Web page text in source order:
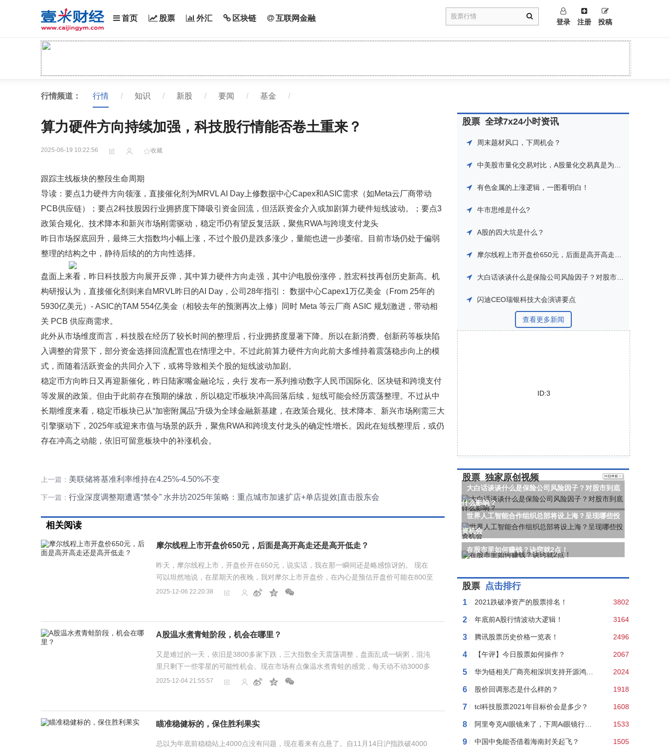
首页 股票 外汇 区块链 互联网金融 登录 注册 投稿
行情频道： 行情 / 知识 / 新股 / 要闻 / 基金 /
算力硬件方向持续加强，科技股行情能否卷土重来？
2025-06-19 10:22:56 收藏
跟踪主线板块的整段生命周期
导读：要点1力硬件方向领涨，直接催化剂为MRVL AI Day上修数据中心Capex和ASIC需求（如Meta云厂商带动
PCB供应链）；要点2科技股因行业拥挤度下降吸引资金回流，但活跃资金介入或加剧算力硬件短线波动。；要点3
政策合规化、技术降本和新兴市场刚需驱动，稳定币仍有望反复活跃，聚焦RWA与跨境支付龙头
昨日市场探底回升，最终三大指数均小幅上涨，不过个股仍是跌多涨少，量能也进一步萎缩。目前市场仍处于偏弱
整理的结构之中，静待后续的的方向性选择。
盘面上来看，昨日科技股方向展开反弹，其中算力硬件方向走强，其中沪电股份涨停，胜宏科技再创历史新高。机
构研报认为，直接催化剂则来自MRVL昨日的AI Day，公司28年指引： 数据中心Capex1万亿美金（From 25年的
5930亿美元）- ASIC的TAM 554亿美金（相较去年的预测再次上修）同时 Meta 等云厂商 ASIC 规划激进，带动相
关 PCB 供应商需求。
此外从市场维度而言，科技股在经历了较长时间的整理后，行业拥挤度显著下降。所以在新消费、创新药等板块陷
入调整的背景下，部分资金选择回流配置也在情理之中。不过此前算力硬件方向此前大多维持着震荡稳步向上的模
式，而随着活跃资金的共同介入下，或将导致相关个股的短线波动加剧。
稳定币方向昨日又再迎新催化，昨日陆家嘴金融论坛，央行 发布一系列推动数字人民币国际化、区块链和跨境支付
等发展的政策。但由于此前存在预期的缘故，所以稳定币板块冲高回落后续，短线可能会经历震荡整理。不过从中
长期维度来看，稳定币板块已从“加密附属品”升级为全球金融新基建，在政策合规化、技术降本、新兴市场刚需三大
引擎驱动下，2025年或迎来市值与场景的跃升，聚焦RWA和跨境支付龙头的确定性增长。因此在短线整理后，或仍
存在冲高之动能，依旧可留意板块中的补涨机会。
上一篇： 美联储将基准利率维持在4.25%-4.50%不变
下一篇： 行业深度调整期遭遇“禁令” 水井坊2025年策略：重点城市加速扩店+单店提效|直击股东会
相关阅读
摩尔线程上市开盘价650元，后面是高开高走还是高开低走？
昨天，摩尔线程上市，开盘价开在650元，说实话，我在那一瞬间还是略感惊讶的。 现在
可以坦然地说，在星期天的夜晚，我对摩尔上市开盘价，在内心是预估开盘价可能在800至
1000元左右的，原因是和寒武纪进行对比。寒武纪总股本4.2亿股，每...
2025-12-06 22:20:38
A股温水煮青蛙阶段，机会在哪里？
又是难过的一天，依旧是3800多家下跌，三大指数全天震荡调整，盘面乱成一锅粥，混沌
里只剩下一些零星的可能性机会。现在市场有点像温水煮青蛙的感觉，每天动不动3000多
家下跌，持股体验非常的差，各种利好异动大涨的板块，几乎都是冲...
2025-12-04 21:55:57
瞄准稳健标的，保住胜利果实
总以为年底前稳稳站上4000点没有问题，现在看来有点悬了。自11月14日沪指跌破4000
股票 全球7x24小时资讯
周末题材风口，下周机会？
中美股市量化交易对比，A股量化交易真是为所欲为！
有色金属的上涨逻辑，一图看明白！
牛市思维是什么?
A股的四大坑是什么？
摩尔线程上市开盘价650元，后面是高开高走还是高开低走？
大白话谈谈什么是保险公司风险因子？对股市到底什么影响？
闪迪CEO瑞银科技大会演讲要点
查看更多新闻
ID:3
股票 独家原创视频
大白话谈谈什么是保险公司风险因子？对股市到底
什么影响？
世界人工智能合作组织总部将设上海？呈现哪些投
资机会
在股市里如何赚钱？诀窍就2点！
股票 点击排行
1 / 2021跌破净资产的股票排名！ 3802
2 / 年底前A股行情波动大逻辑！ 3164
3 / 腾讯股票历史价格一览表！ 2496
4 / 【午评】今日股票如何操作？ 2067
5 / 2024
6 / 股价回调形态是什么样的？ 1918
7 / tcl科技股票2021年目标价会是多少？ 1608
8 / 1533
9 / 中国中免能否借着海南封关起飞？ 1505